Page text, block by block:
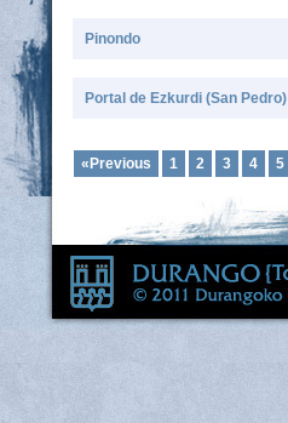
Pinondo
Portal de Ezkurdi (San Pedro)
«Previous 1 2 3 4 5